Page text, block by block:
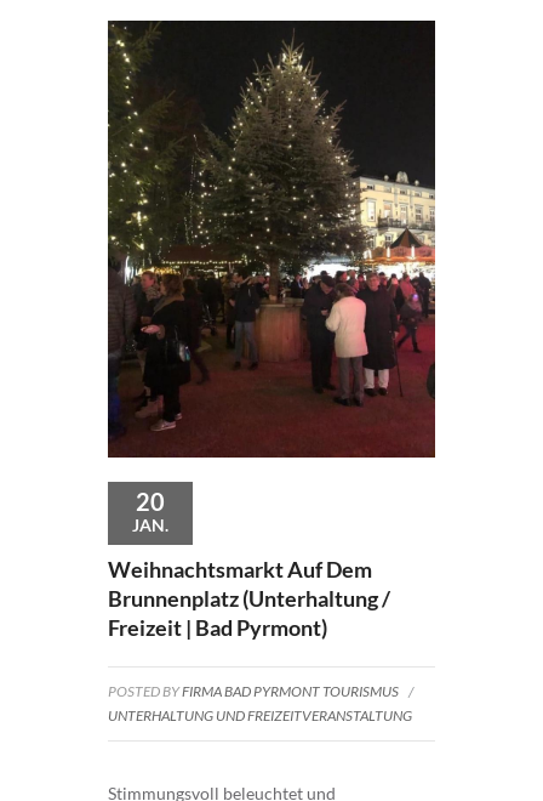
20
JAN.
Weihnachtsmarkt Auf Dem
Brunnenplatz (Unterhaltung /
Freizeit | Bad Pyrmont)
POSTED BYFIRMA BAD PYRMONT TOURISMUS /
UNTERHALTUNG UND FREIZEITVERANSTALTUNG
Stimmungsvoll beleuchtet und